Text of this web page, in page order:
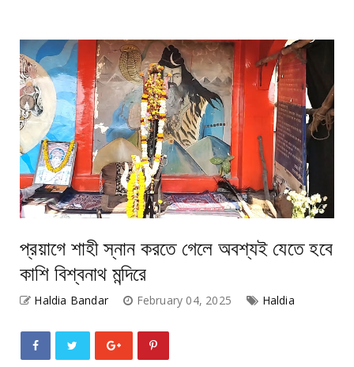
প্রয়াগে শাহী স্নান করতে গেলে অবশ্যই যেতে হবে
কাশি বিশ্বনাথ মন্দিরে
Haldia Bandar February 04, 2025 Haldia